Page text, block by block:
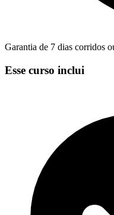
Garantia de 7 dias corridos
Esse curso inclui